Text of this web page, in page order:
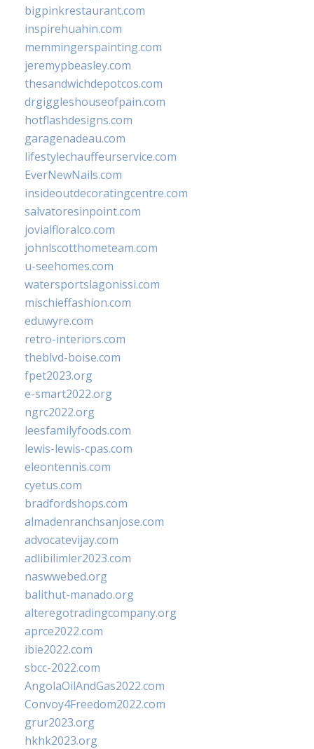
bigpinkrestaurant.com
inspirehuahin.com
memmingerspainting.com
jeremypbeasley.com
thesandwichdepotcos.com
drgiggleshouseofpain.com
hotflashdesigns.com
garagenadeau.com
lifestylechauffeurservice.com
EverNewNails.com
insideoutdecoratingcentre.com
salvatoresinpoint.com
jovialfloralco.com
johnlscotthometeam.com
u-seehomes.com
watersportslagonissi.com
mischieffashion.com
eduwyre.com
retro-interiors.com
theblvd-boise.com
fpet2023.org
e-smart2022.org
ngrc2022.org
leesfamilyfoods.com
lewis-lewis-cpas.com
eleontennis.com
cyetus.com
bradfordshops.com
almadenranchsanjose.com
advocatevijay.com
adlibilimler2023.com
naswwebed.org
balithut-manado.org
alteregotradingcompany.org
aprce2022.com
ibie2022.com
sbcc-2022.com
AngolaOilAndGas2022.com
Convoy4Freedom2022.com
grur2023.org
hkhk2023.org